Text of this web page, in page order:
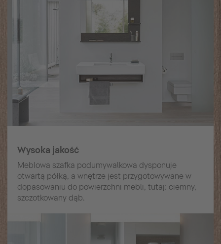
Wysoka jakość
Meblowa szafka podumywalkowa dysponuje
otwartą półką, a wnętrze jest przygotowywane w
dopasowaniu do powierzchni mebli, tutaj: ciemny,
szczotkowany dąb.